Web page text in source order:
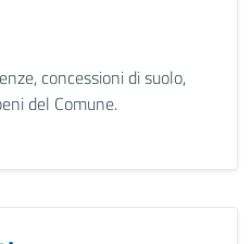
concessioni di suolo,
del Comune.